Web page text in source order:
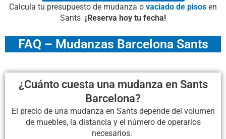
Calcula tu presupuesto de mudanza o vaciado de pisos en
Sants ¡Reserva hoy tu fecha!
FAQ – Mudanzas Barcelona Sants
¿Cuánto cuesta una mudanza en Sants
Barcelona?
El precio de una mudanza en Sants depende del volumen
de muebles, la distancia y el número de operarios
necesarios.